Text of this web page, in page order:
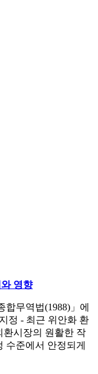
영향
무역법(1988)」에
정 - 최근 위안화 환
환시장의 원활한 작
수준에서 안정되게